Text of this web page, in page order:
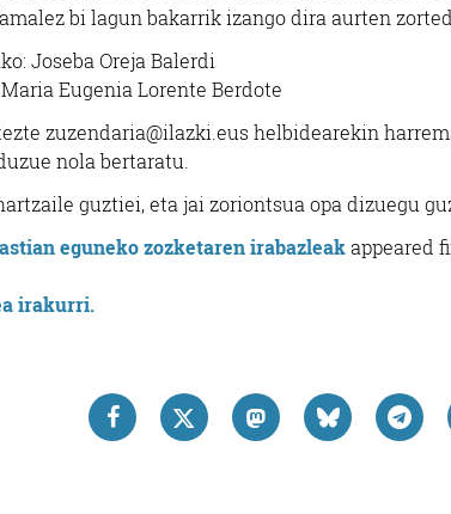
bi lagun bakarrik izango dira aurten
Joseba Oreja Balerdi
Eugenia Lorente Berdote
zuzendaria@ilazki.eus helbidearekin
nola bertaratu.
guztiei, eta jai zoriontsua opa dizuegu
eguneko zozketaren irabazleakappeared
irakurri.